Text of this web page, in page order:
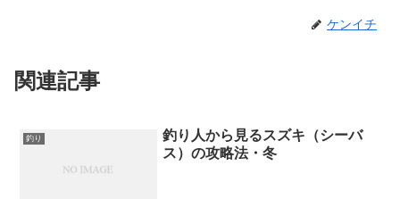
ケンイチ
関連記事
釣り
釣り人から見るスズキ（シーバ
ス）の攻略法・冬